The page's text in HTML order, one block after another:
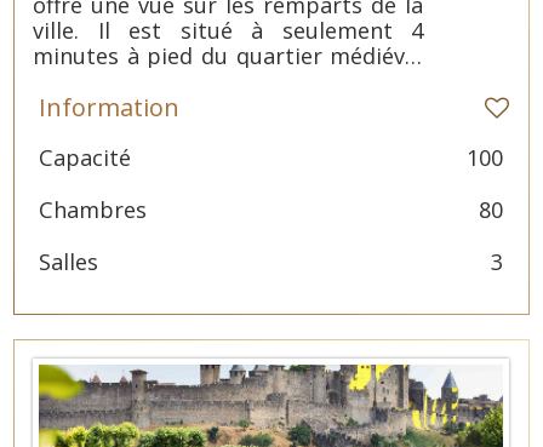
ville. Il est situé à seulement 4
minutes à pied du quartier médiéval
connexion Wi-Fi gratuite et une
Information
Capacité
100
Chambres
80
Salles
3